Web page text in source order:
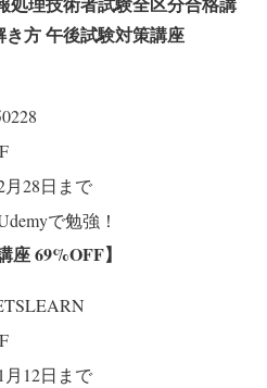
方 午後試験対策講座
月28日まで
で勉強！
座69%OFF】
月12日まで